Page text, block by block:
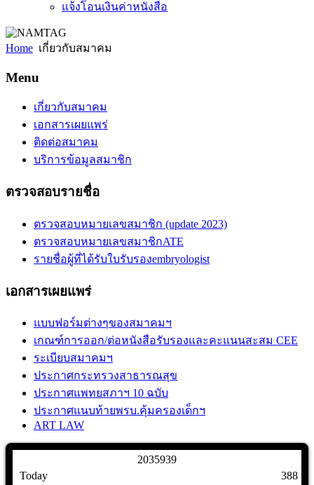
แจ้งโอนเงินค่าหนังสือ
Home เกี่ยวกับสมาคม
Menu
เกี่ยวกับสมาคม
เอกสารเผยแพร่
ติดต่อสมาคม
บริการข้อมูลสมาชิก
ตรวจสอบรายชื่อ
ตรวจสอบหมายเลขสมาชิก (update 2023)
ตรวจสอบหมายเลขสมาชิกATE
รายชื่อผู้ที่ได้รับใบรับรองembryologist
เอกสารเผยแพร่
แบบฟอร์มต่างๆของสมาคมฯ
เกณฑ์การออก/ต่อหนังสือรับรองและคะแนนสะสม CEE
ระเบียบสมาคมฯ
ประกาศกระทรวงสาธารณสุข
ประกาศแพทยสภาฯ 10 ฉบับ
ประกาศแนบท้ายพรบ.คุ้มครองเด็กฯ
ART LAW
2035939
Today
388